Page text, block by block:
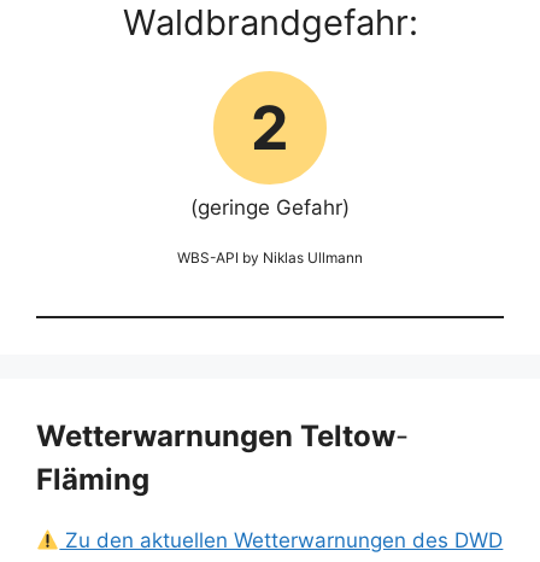
Waldbrandgefahr:
2
(geringe Gefahr)
WBS-API by Niklas Ullmann
Wetterwarnungen Teltow-
Fläming
Zu den aktuellen Wetterwarnungen des DWD